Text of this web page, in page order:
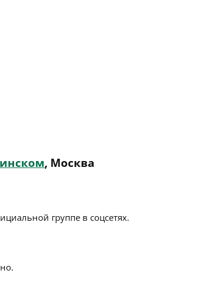
, Москва
группе в соцсетях.